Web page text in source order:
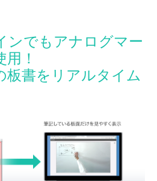
ンでもアナログマー
用！
板書をリアルタイム